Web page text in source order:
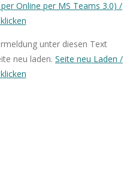
Online per MS Teams 3.0) /
unter diesen Text
neu laden. Seite neu Laden /